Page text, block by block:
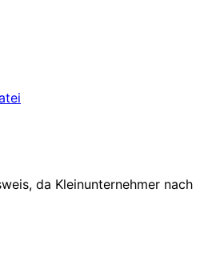
da Kleinunternehmer nach